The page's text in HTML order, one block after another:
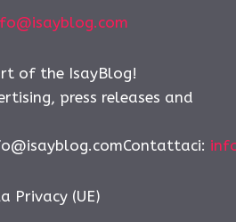
of the IsayBlog!
press releases and
Privacy (UE)